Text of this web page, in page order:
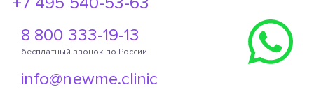
8 800 333-19-13
бесплатный звонок по России
info@newme.clinic